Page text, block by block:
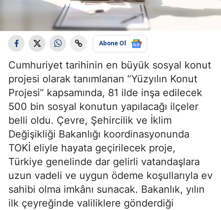
Abone Ol
Cumhuriyet tarihinin en büyük sosyal konut
projesi olarak tanımlanan “Yüzyılın Konut
Projesi” kapsamında, 81 ilde inşa edilecek
500 bin sosyal konutun yapılacağı ilçeler
belli oldu. Çevre, Şehircilik ve İklim
Değişikliği Bakanlığı koordinasyonunda
TOKİ eliyle hayata geçirilecek proje,
Türkiye genelinde dar gelirli vatandaşlara
uzun vadeli ve uygun ödeme koşullarıyla ev
sahibi olma imkânı sunacak. Bakanlık, yılın
ilk çeyreğinde valiliklere gönderdiği